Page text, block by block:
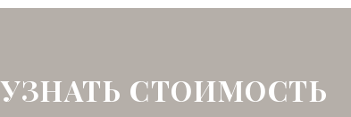
УЗНАТЬ СТОИМОСТЬ